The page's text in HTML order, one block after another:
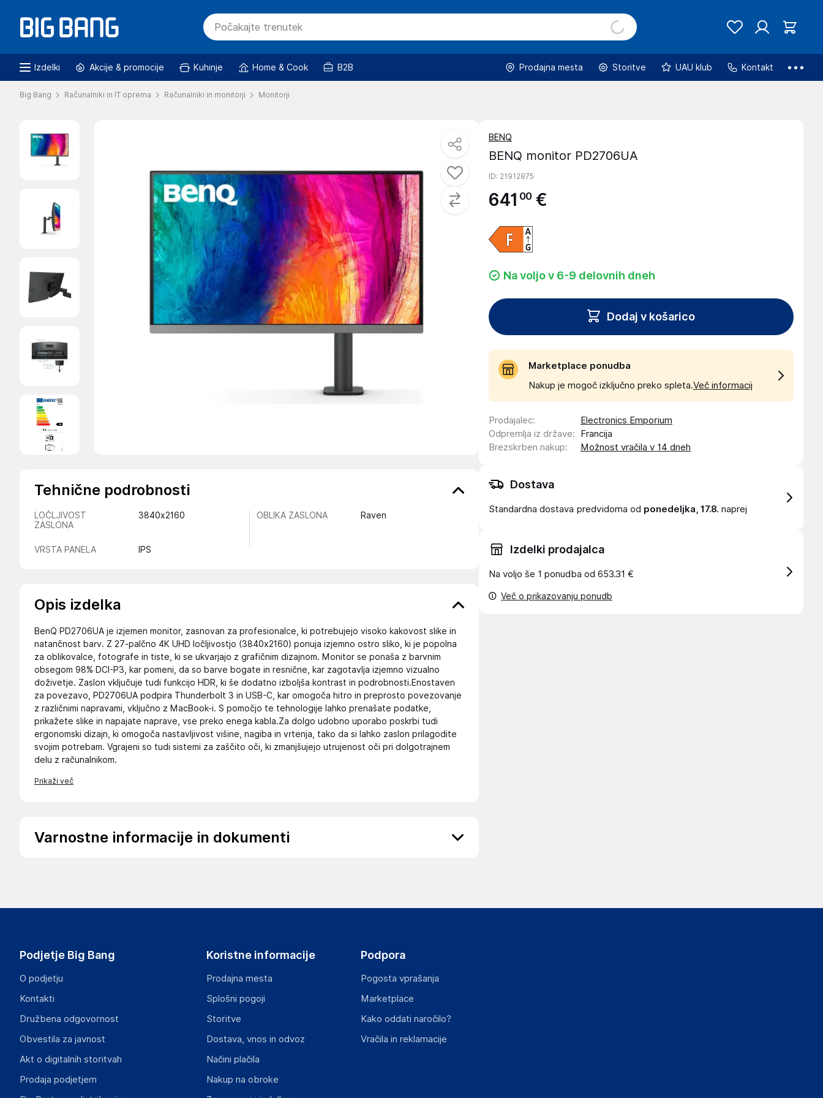
Izdelki Akcije & promocije Kuhinje Home & Cook B2B Prodajna mesta Storitve UAU klub Kontakt
Big Bang Računalniki in IT oprema Računalniki in monitorji Monitorji
Tehnične podrobnosti
LOČLJIVOST
ZASLONA
3840x2160 OBLIKA ZASLONA Raven
VRSTA PANELA IPS
Opis izdelka
BenQ PD2706UA je izjemen monitor, zasnovan za profesionalce, ki potrebujejo visoko kakovost slike in
natančnost barv. Z 27-palčno 4K UHD ločljivostjo (3840x2160) ponuja izjemno ostro sliko, ki je popolna
za oblikovalce, fotografe in tiste, ki se ukvarjajo z grafičnim dizajnom. Monitor se ponaša z barvnim
obsegom 98% DCI-P3, kar pomeni, da so barve bogate in resnične, kar zagotavlja izjemno vizualno
doživetje. Zaslon vključuje tudi funkcijo HDR, ki še dodatno izboljša kontrast in podrobnosti.Enostaven
za povezavo, PD2706UA podpira Thunderbolt 3 in USB-C, kar omogoča hitro in preprosto povezovanje
z različnimi napravami, vključno z MacBook-i. S pomočjo te tehnologije lahko prenašate podatke,
prikažete slike in napajate naprave, vse preko enega kabla.Za dolgo udobno uporabo poskrbi tudi
ergonomski dizajn, ki omogoča nastavljivost višine, nagiba in vrtenja, tako da si lahko zaslon prilagodite
svojim potrebam. Vgrajeni so tudi sistemi za zaščito oči, ki zmanjšujejo utrujenost oči pri dolgotrajnem
delu z računalnikom.
Prikaži več
Varnostne informacije in dokumenti
support@benq.com
Gospodarski subjekt s sedežem v EU, ki zagotavlja skladnost izdelka z zahtevanimi predpisi.
Essener Straße 5, 46047 Oberhausen
Germany
BENQ
BENQ monitor PD2706UA
ID: 21912875
641 00 €
Na voljo v 6-9 delovnih dneh
Dodaj v košarico
Marketplace ponudba
Nakup je mogoč izključno preko spleta.Več informacij
Prodajalec:
Electronics Emporium
Odpremlja iz države:
Francija
Brezskrben nakup: Možnost vračila v 14 dneh
Dostava
Standardna dostava predvidoma od ponedeljka, 17.8. naprej
Izdelki prodajalca
Na voljo še 1 ponudba od 653.31 €
Več o prikazovanju ponudb
Podjetje Big Bang
O podjetju
Kontakti
Družbena odgovornost
Obvestila za javnost
Akt o digitalnih storitvah
Prodaja podjetjem
Koristne informacije
Prodajna mesta
Splošni pogoji
Storitve
Dostava, vnos in odvoz
Načini plačila
Nakup na obroke
Podpora
Pogosta vprašanja
Marketplace
Kako oddati naročilo?
Vračila in reklamacije